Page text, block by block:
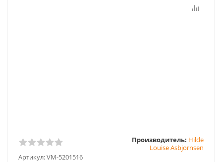
Артикул:VM-5201516
Производитель: Hilde
Louise Asbjornsen